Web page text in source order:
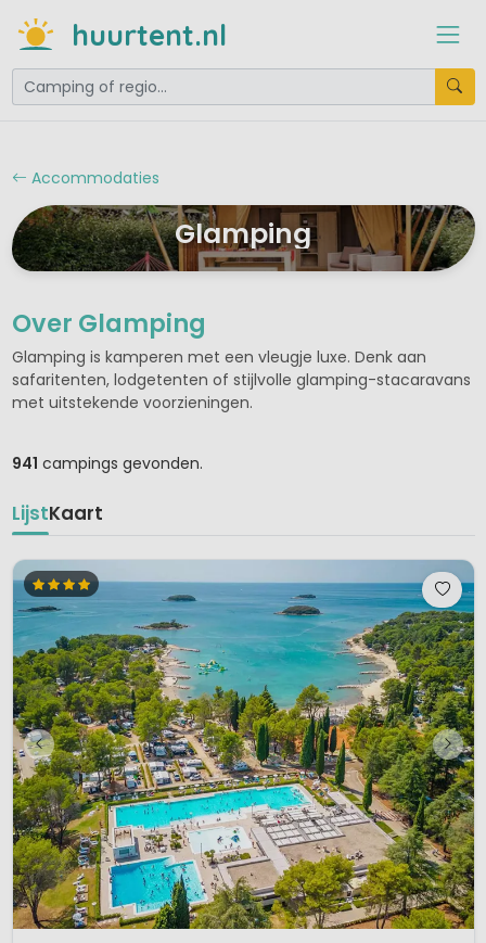
huurtent.nl
Accommodaties
Glamping
Over Glamping
Glamping is kamperen met een vleugje luxe. Denk aan
safaritenten, lodgetenten of stijlvolle glamping-stacaravans
met uitstekende voorzieningen.
941 campings gevonden.
LijstKaart